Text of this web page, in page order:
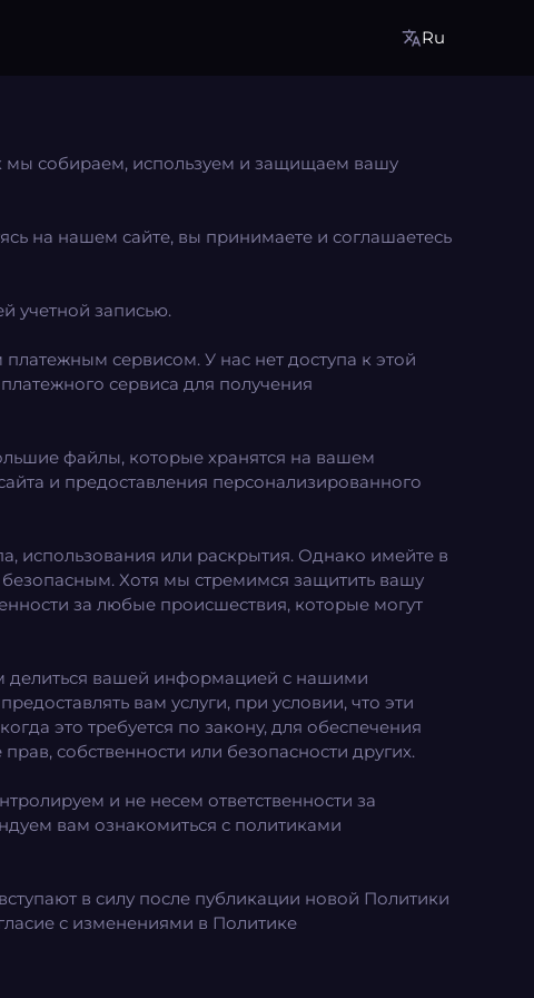
Ru
мы собираем, используем и защищаем вашу
на нашем сайте, вы принимаете и соглашаетесь
учетной записью.
сервисом. У нас нет доступа к этой
сервиса для получения
файлы, которые хранятся на вашем
и предоставления персонализированного
использования или раскрытия. Однако имейте в
безопасным. Хотя мы стремимся защитить вашу
за любые происшествия, которые могут
вашей информацией с нашими
вам услуги, при условии, что эти
это требуется по закону, для обеспечения
собственности или безопасности других.
и не несем ответственности за
вам ознакомиться с политиками
в силу после публикации новой Политики
с изменениями в Политике